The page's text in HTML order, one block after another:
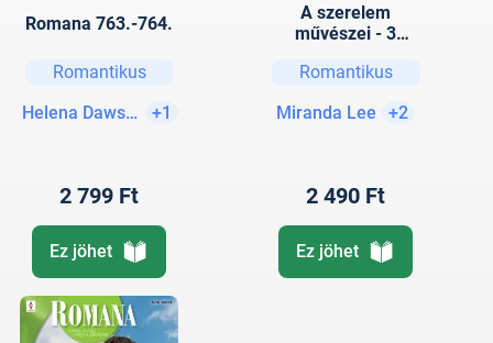
Romana 763.-764.
Romantikus
Helena Dawson
+1
2 799 Ft
Ez jöhet
A szerelem
művészei - 3
- Férfiképmás, A
sötétben
Romantikus
Miranda Lee
+2
2 490 Ft
Ez jöhet